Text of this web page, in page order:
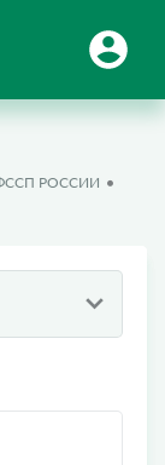
РОССИИ